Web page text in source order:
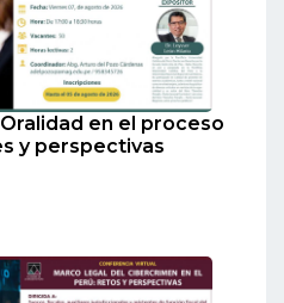
en el proceso
y perspectivas